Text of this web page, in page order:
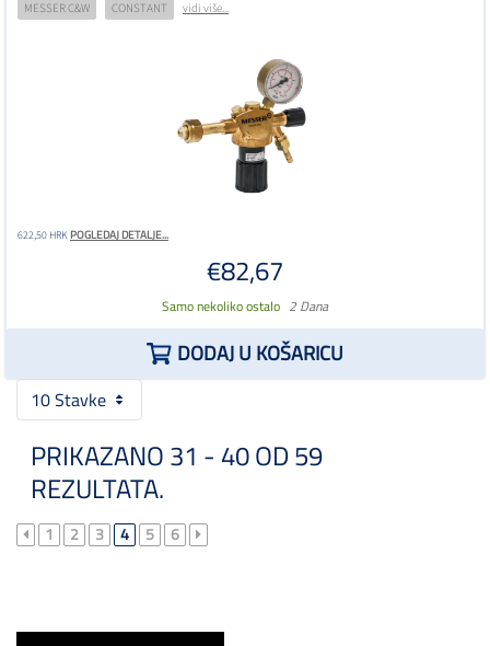
MESSER C&W CONSTANT vidi više...
622,50 HRKPOGLEDAJ DETALJE...
€82,67
Samo nekoliko ostalo 2 Dana
DODAJ U KOŠARICU
10 Stavke
PRIKAZANO 31 - 40 OD 59
REZULTATA.
1 2 3 4 5 6